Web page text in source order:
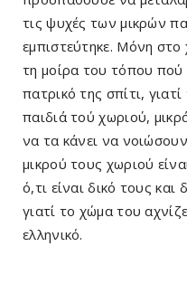
τις ψυχές των μικρών
εμπιστεύτηκε. Μόνη στο
τη μοίρα του τόπου πού
πατρικό της σπίτι,
παιδιά τού χωριού,
να τα κάνει να
μικρού τους χωριού
ό,τι είναι δικό τους και
γιατί το χώμα του
ελληνικό.